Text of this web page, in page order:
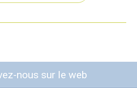
nous sur le web